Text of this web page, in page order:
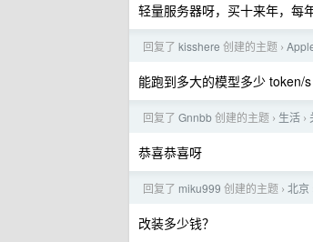
轻量服务器呀，买十来年，每
回复了 kisshere 创建的主题 ›
能跑到多大的模型多少 token/s
回复了 Gnnbb创建的主题 › 生活 ›
恭喜恭喜呀
回复了 miku999 创建的主题 › 北京
改装多少钱？